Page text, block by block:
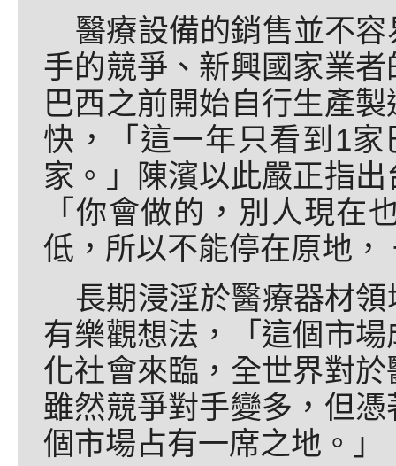
醫療設備的銷售並不
手的競爭、新興國家業
巴西之前開始自行生產
快，「這一年只看到1
家。」陳濱以此嚴正指
「你會做的，別人現在
低，所以不能停在原地
長期浸淫於醫療器材
有樂觀想法，「這個市
化社會來臨，全世界對
雖然競爭對手變多，但
個市場占有一席之地。」